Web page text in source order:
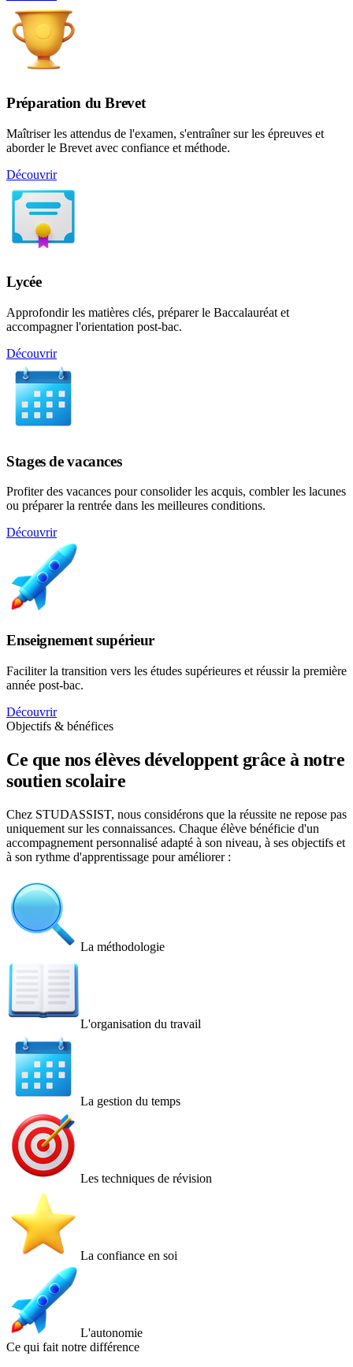
Préparation du Brevet
Maîtriser les attendus de l'examen, s'entraîner sur les épreuves et
aborder le Brevet avec confiance et méthode.
Découvrir
Lycée
Approfondir les matières clés, préparer le Baccalauréat et
accompagner l'orientation post-bac.
Découvrir
Stages de vacances
Profiter des vacances pour consolider les acquis, combler les lacunes
ou préparer la rentrée dans les meilleures conditions.
Découvrir
Enseignement supérieur
Faciliter la transition vers les études supérieures et réussir la première
année post-bac.
Découvrir
Objectifs & bénéfices
Ce que nos élèves développent grâce à notre
soutien scolaire
Chez STUDASSIST, nous considérons que la réussite ne repose pas
uniquement sur les connaissances. Chaque élève bénéficie d'un
accompagnement personnalisé adapté à son niveau, à ses objectifs et
à son rythme d'apprentissage pour améliorer :
La méthodologie
L'organisation du travail
La gestion du temps
Les techniques de révision
La confiance en soi
L'autonomie
Ce qui fait notre différence